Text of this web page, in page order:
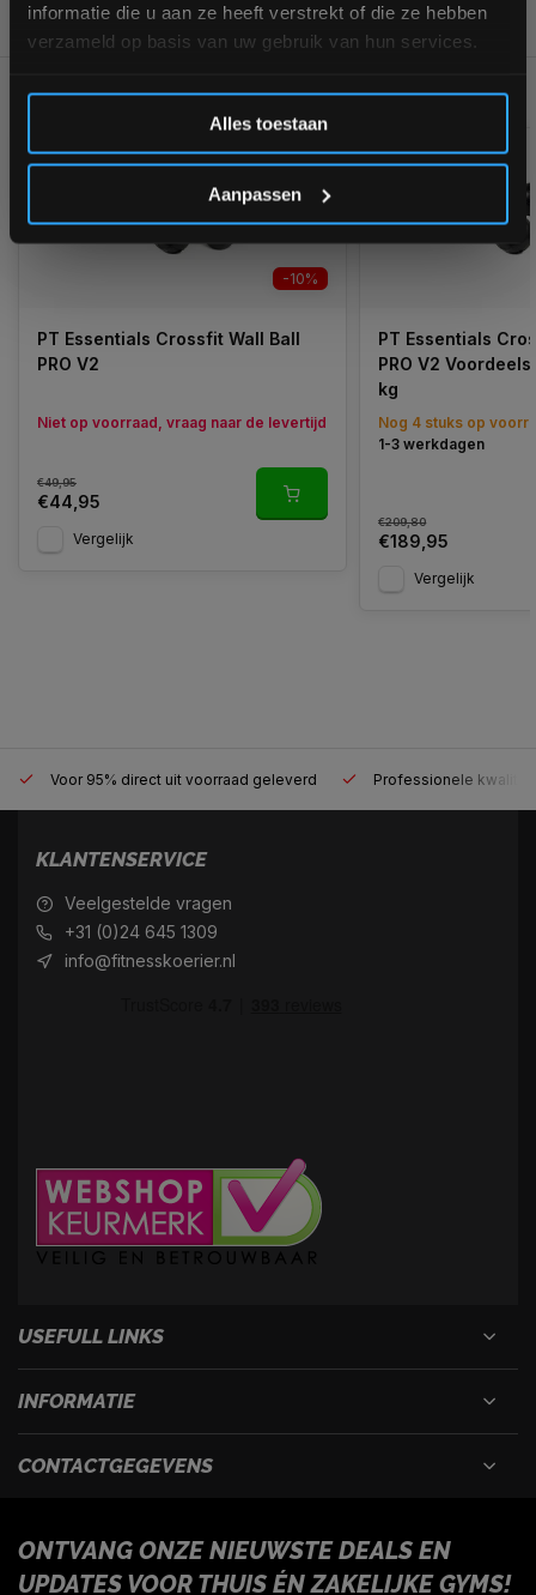
informatie die u aan ze heeft verstrekt of die ze hebben
verzameld op basis van uw gebruik van hun services.
Alles toestaan
Aanpassen
REVIEWS 0/10
GERELATEERDE PRODUCTEN
-10%
PT Essentials Crossfit Wall Ball
PRO V2
Niet op voorraad, vraag naar de levertijd
€49,95
€44,95
Vergelijk
PT Essentials
PRO V2
kg
Nog 4 stuks op
1-3 werkdagen
€209,80
€189,95
Vergelijk
Voor 95% direct uit voorraad geleverd Professionele
KLANTENSERVICE
Veelgestelde vragen
+31 (0)24 645 1309
info@fitnesskoerier.nl
USEFULL LINKS
INFORMATIE
CONTACTGEGEVENS
ONTVANG ONZE NIEUWSTE DEALS EN
UPDATES VOOR THUIS ÉN ZAKELIJKE GYMS!
Inschrijven
*Verzendkosten vallen buiten de korting